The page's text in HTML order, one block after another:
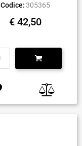
Codice: 305365
€ 42,50
Quantità